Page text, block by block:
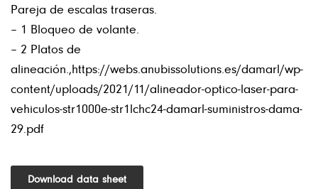
Pareja de escalas traseras.
– 1 Bloqueo de volante.
– 2 Platos de
alineación.,https://webs.anubissolutions.es/damarl/wp-
content/uploads/2021/11/alineador-optico-laser-para-
vehiculos-str1000e-str1lchc24-damarl-suministros-dama-
29.pdf
Download data sheet